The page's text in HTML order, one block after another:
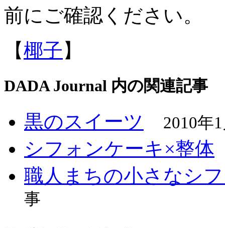
前にご確認ください。
【椰子 】
DADA Journal 内の関連記事
黒のスイーツ 2010年
シフォンケーキ×整体
職人まちの小さなシ
事